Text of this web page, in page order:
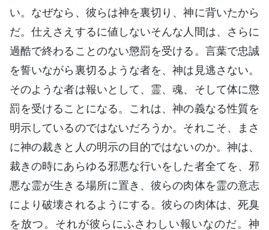
い。なぜなら、彼らは神を裏切り、神に背いたから
だ。仕えさえするに値しないそんな人間は、さらに
過酷で終わることのない懲罰を受ける。言葉で忠誠
を誓いながら裏切るような者を、神は見逃さない。
そのような者は報いとして、霊、魂、そして体に懲
罰を受けることになる。これは、神の義なる性質を
明示しているのではないだろうか。それこそ、まさ
に神の裁きと人の明示の目的ではないのか。神は、
裁きの時にあらゆる邪悪な行いをした者全てを、邪
悪な霊が生きる場所に置き、彼らの肉体を霊の意志
により破壊されるようにする。彼らの肉体は、死臭
を放つ。それが彼らにふさわしい報いなのだ。神